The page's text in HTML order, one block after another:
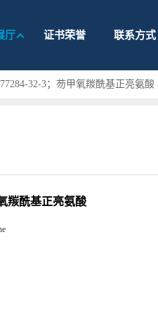
厅 证书荣誉 联系方式
32-3；芴甲氧羰酰基正亮氨酸
羰酰基正亮氨酸